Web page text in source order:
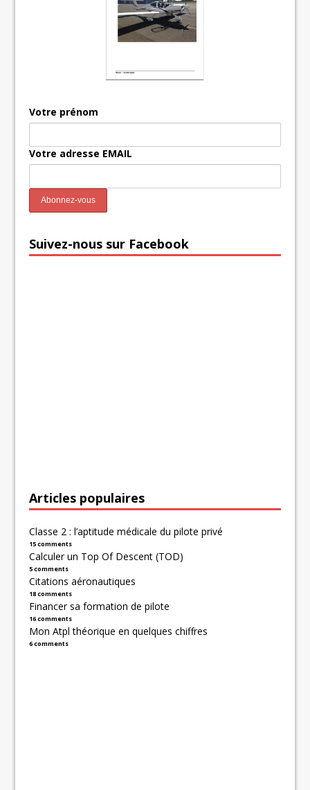
Votre prénom
Votre adresse EMAIL
Suivez-nous sur Facebook
Articles populaires
Classe 2 : l’aptitude médicale du pilote privé
15 comments
Calculer un Top Of Descent (TOD)
5 comments
Citations aéronautiques
18 comments
Financer sa formation de pilote
16 comments
Mon Atpl théorique en quelques chiffres
6 comments